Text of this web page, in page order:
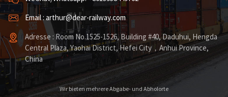
Email : arthur@dear-railway.com
Adresse : Room No.1525-1526, Building #40, Daduhui, Hengda
Central Plaza, Yaohai District, Hefei City，Anhui Province,
China
Wir bieten mehrere Abgabe- und Abholorte